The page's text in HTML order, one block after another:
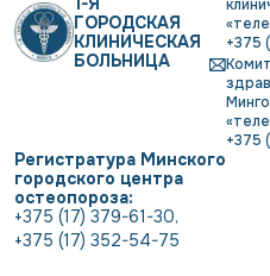
ГОРОДСКАЯ
КЛИНИЧЕСКАЯ
БОЛЬНИЦА
+375
+375
Регистратура Минского
городского центра
остеопороза:
+375 (17) 379-61-30,
+375 (17) 352-54-75